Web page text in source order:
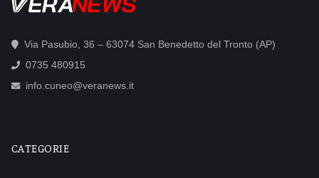
Via Pasubio, 36 – 63074 San Benedetto del Tronto (AP)
0735 480915
info.cuneo@veranews.it
CATEGORIE